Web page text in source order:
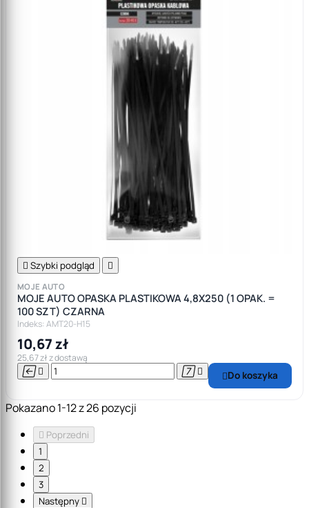
 Szybki podgląd 
MOJE AUTO
MOJE AUTO OPASKA PLASTIKOWA 4,8X250 (1 OPAK. =
100 SZT) CZARNA
Indeks: AMT20-H15
10,67 zł
25,67 zł z dostawą
    Do koszyka
Pokazano 1-12 z 26 pozycji
 Poprzedni
1
2
3
Następny 